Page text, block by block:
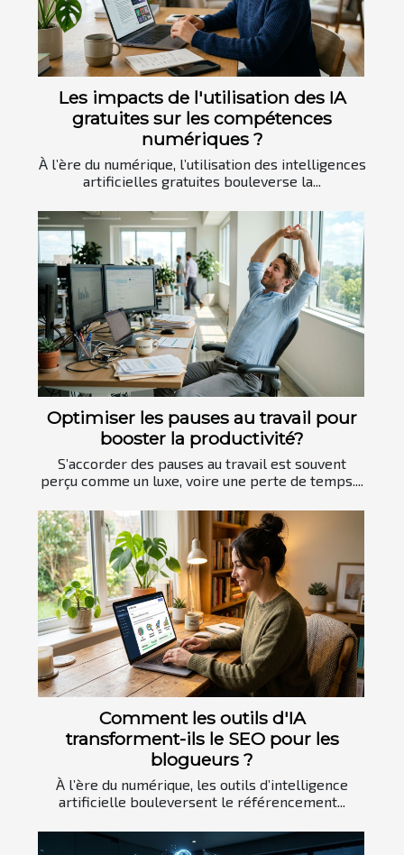
Les impacts de l'utilisation des IA
gratuites sur les compétences
numériques ?
À l’ère du numérique, l’utilisation des intelligences
artificielles gratuites bouleverse la...
Optimiser les pauses au travail pour
booster la productivité?
S’accorder des pauses au travail est souvent
perçu comme un luxe, voire une perte de temps....
Comment les outils d'IA
transforment-ils le SEO pour les
blogueurs ?
À l’ère du numérique, les outils d’intelligence
artificielle bouleversent le référencement...